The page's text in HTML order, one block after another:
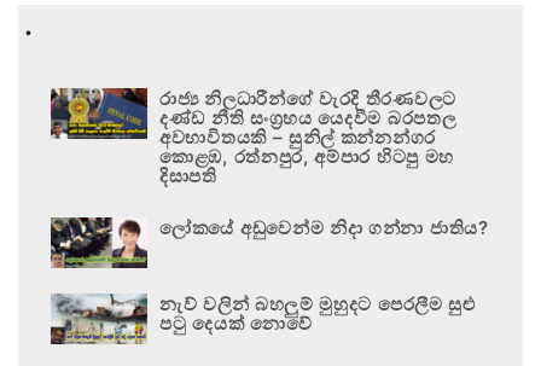
.
රාජ්‍ය නිලධාරීන්ගේ වැරදි තීරණවලට
දණ්ඩ නීති සංග්‍රහය යෙදවීම බරපතල
අවභාවිතයකි – සුනිල් කන්නන්ගර
කොළඹ, රත්නපුර, අම්පාර හිටපු මහ
දිසාපති
ලෝකයේ අඩුවෙන්ම නිදා ගන්නා ජාතිය?
නැව් වලින් බහලුම් මුහුදට පෙරලීම සුළු
පටු දෙයක් නොවේ